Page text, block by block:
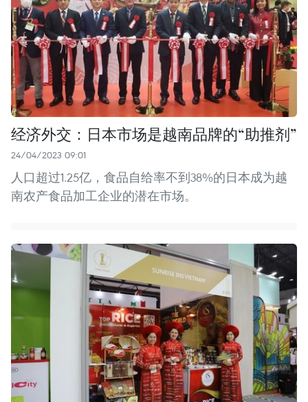
经济外交：日本市场是越南品牌的“助推剂”
24/04/2023 09:01
人口超过1.25亿，食品自给率不到38%的日本成为越
南农产食品加工企业的潜在市场。